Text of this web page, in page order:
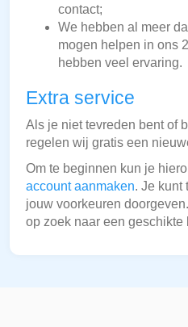
contact;
We hebben al meer
mogen helpen in ons
hebben veel ervaring.
Extra service
Als je niet tevreden bent of
regelen wij gratis een
Om te beginnen kun je
account aanmaken. Je kunt
jouw voorkeuren
op zoek naar een geschikte